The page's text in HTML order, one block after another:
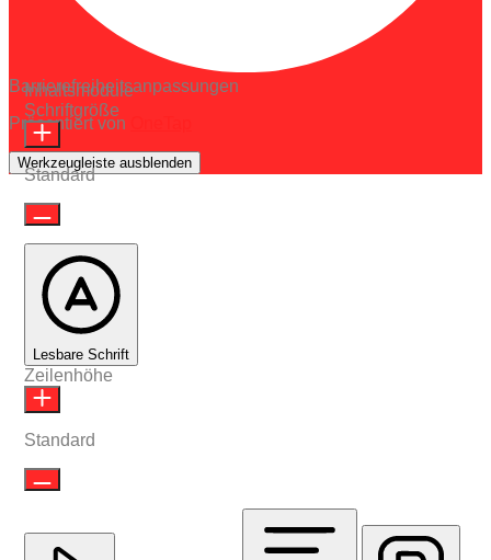
Barrierefreiheitsanpassungen
Präsentiert von
Werkzeugleiste ausblenden
Inhaltsmodule
Schriftgröße
Standard
Lesbare Schrift
Zeilenhöhe
Standard